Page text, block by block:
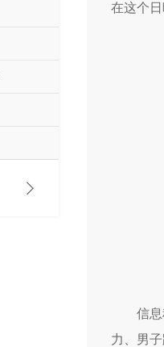
在这个
信
力、男